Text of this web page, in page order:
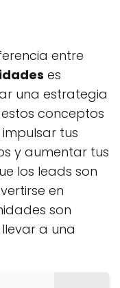
entre
es
una estrategia
conceptos
tus
y aumentar tus
los leads son
en
son
a una